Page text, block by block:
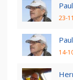
23-
14-